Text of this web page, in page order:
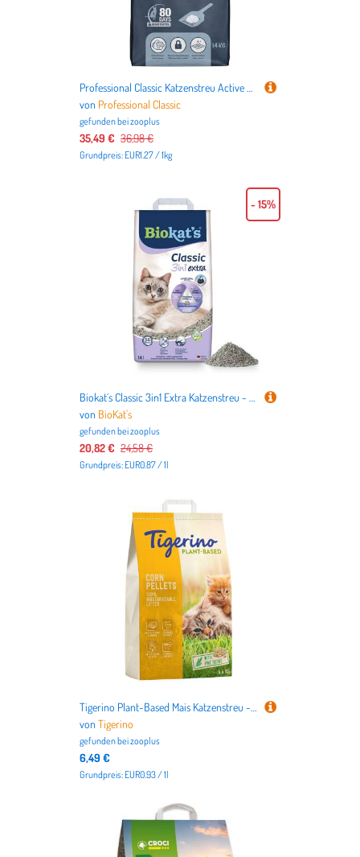
Sie bei uns alles finden, was Sie als
Katzen-Liebhaber benötigen.
Professional Classic Katzenstreu Active Carbon - Sparpaket: 2 x 14 kg
von Professional Classic
gefunden beizooplus
35,49 € 36,98 €
Grundpreis: EUR1.27 / 1kg
Biokat´s Classic 3in1 Extra Katzenstreu - Sparpaket: 2 x 14 l
von BioKat's
gefunden beizooplus
20,82 € 24,58 €
Grundpreis: EUR0.87 / 1l
- 15%
Tigerino Plant-Based Mais Katzenstreu - Pinienduft - 7 l
vonTigerino
gefunden beizooplus
6,49 €
Grundpreis: EUR0.93 / 1l